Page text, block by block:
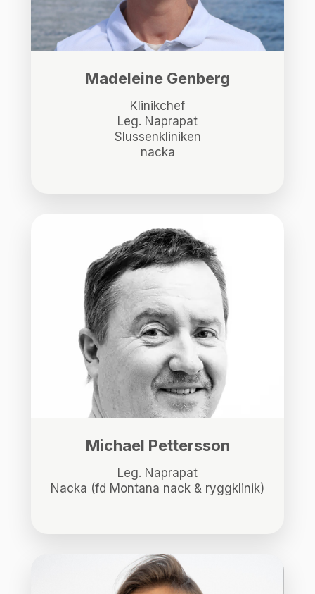
Madeleine Genberg
Klinikchef
Leg. Naprapat
Slussenkliniken
nacka
Michael Pettersson
Leg. Naprapat
Nacka (fd Montana nack & ryggklinik)